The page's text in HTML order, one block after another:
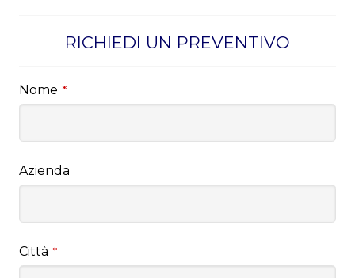
RICHIEDI UN PREVENTIVO
Nome *
Azienda
Città *